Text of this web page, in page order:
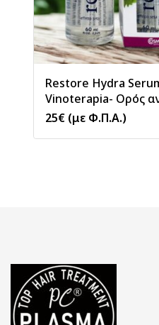
Restore Hydra
Vinoterapia- Ορός
25€ (με Φ.Π.Α.)